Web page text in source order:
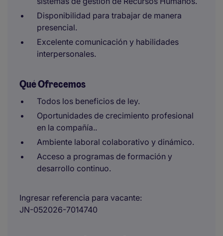
Disponibilidad para trabajar de manera
presencial.
Excelente comunicación y habilidades
interpersonales.
Qué Ofrecemos
Todos los beneficios de ley.
Oportunidades de crecimiento profesional
en la compañía..
Ambiente laboral colaborativo y dinámico.
Acceso a programas de formación y
desarrollo continuo.
Ingresar referencia para vacante
JN-052026-7014740